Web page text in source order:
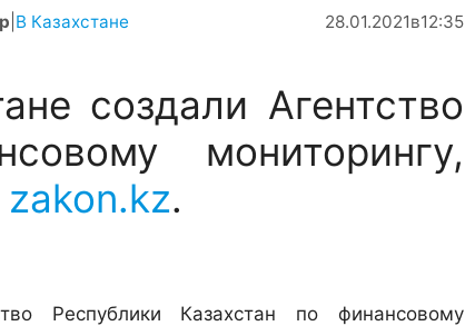
В Казахстане 28.01.2021в12:35
создали Агентство
мониторингу,
zakon.kz.
Республики Казахстан по финансовому